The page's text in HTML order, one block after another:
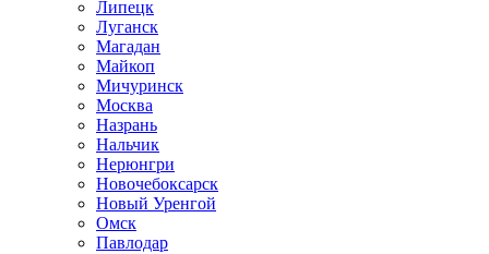
Липецк
Луганск
Магадан
Майкоп
Мичуринск
Москва
Назрань
Нальчик
Нерюнгри
Новочебоксарск
Новый Уренгой
Омск
Павлодар